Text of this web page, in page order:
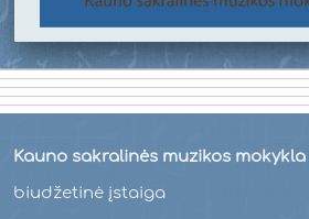
Kauno sakralinės muzikos mokykla
biudžetinė įstaiga